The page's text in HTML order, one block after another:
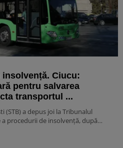
Ciucu:
pentru salvarea
transportul ...
(STB) a depus joi la Tribunalul
a procedurii de insolvență, după…